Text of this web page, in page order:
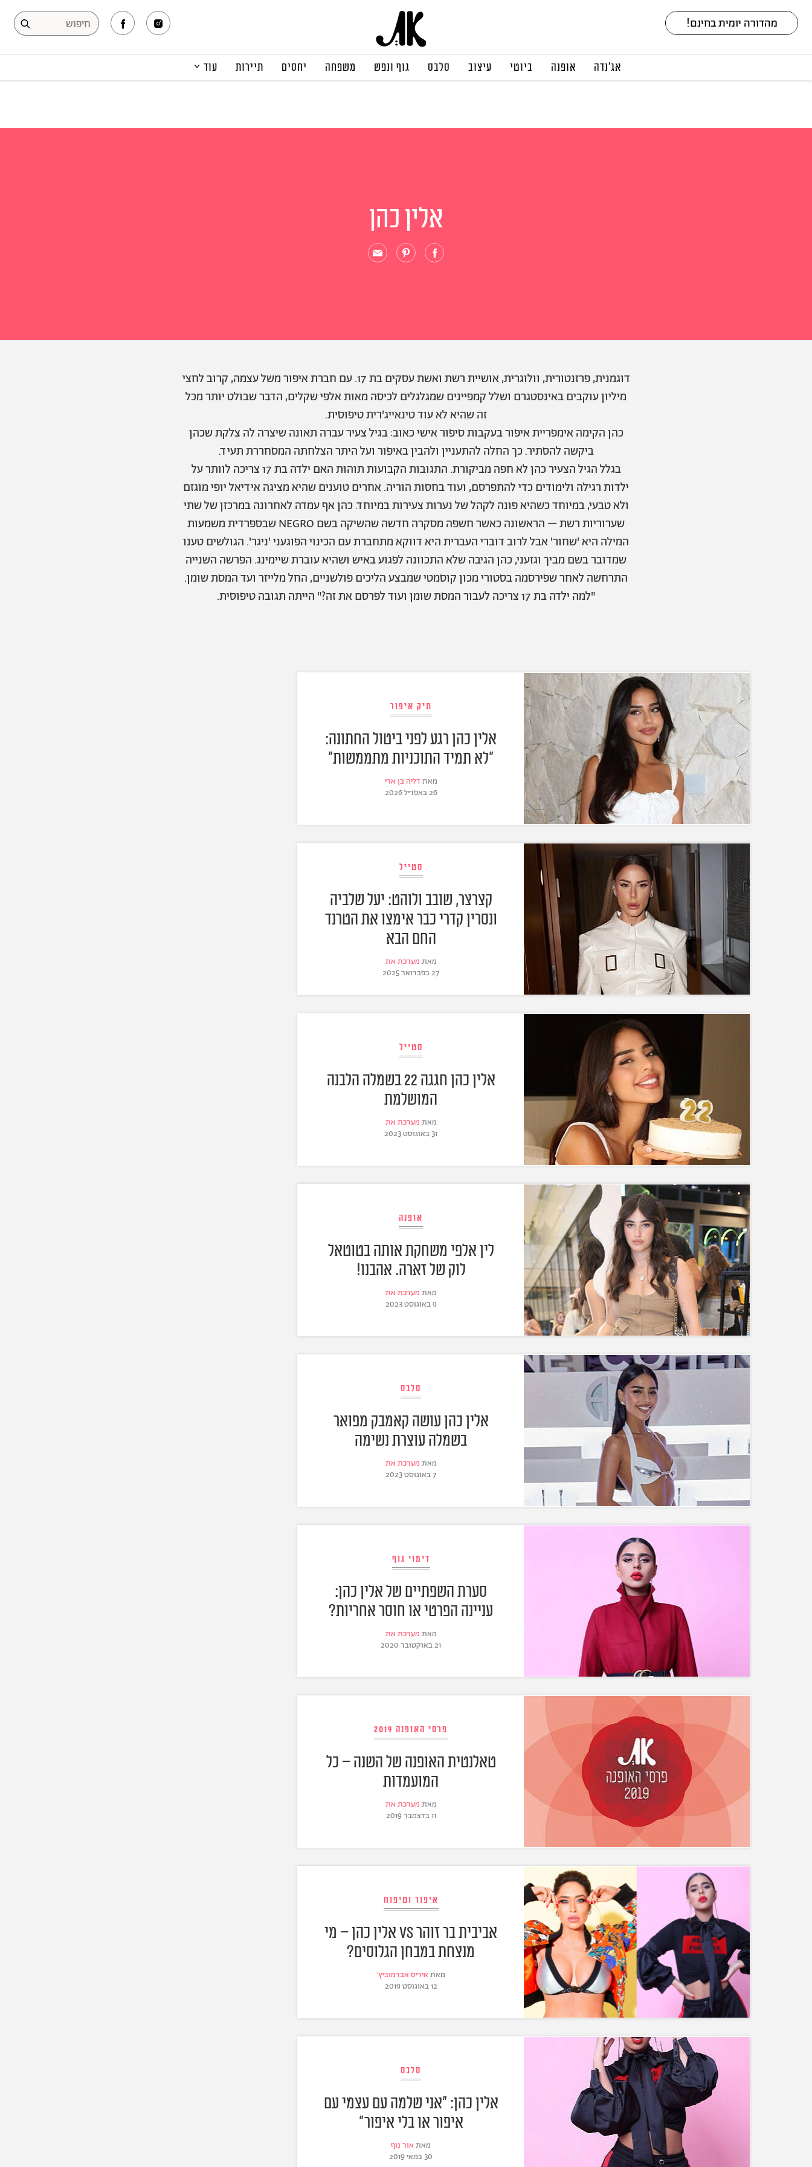
אג׳נדה אופנה ביוטי עיצוב סלבס גוף ונפש משפחה יחסים תיירות עוד
אלין כהן
דוגמנית, פרזנטורית, וולוגרית, אושיית רשת ואשת עסקים בת 17. עם חברת איפור משל עצמה, קרוב לחצי
מיליון עוקבים באינסטגרם ושלל קמפיינים שמגלגלים לכיסה מאות אלפי שקלים, הדבר שבולט יותר מכל
זה שהיא לא עוד טינאייג'רית טיפוסית.
כהן הקימה אימפריית איפור בעקבות סיפור אישי כאוב: בגיל צעיר עברה תאונה שיצרה לה צלקת שכהן
ביקשה להסתיר. כך החלה להתעניין ולהבין באיפור ועל היתר הצלחתה המסחררת תעיד.
בגלל הגיל הצעיר כהן לא חפה מביקורת. התגובות הקבועות תוהות האם ילדה בת 17 צריכה לוותר על
ילדות רגילה ולימודים כדי להתפרסם, ועוד בחסות הוריה. אחרים טוענים שהיא מציגה אידיאל יופי מוגזם
ולא טבעי, במיוחד כשהיא פונה לקהל של נערות צעירות במיוחד. כהן אף עמדה לאחרונה במרכזן של שתי
שערוריות רשת – הראשונה כאשר חשפה מסקרה חדשה שהשיקה בשם NEGRO שבספרדית משמעות
המילה היא 'שחור' אבל לרוב דוברי העברית היא דווקא מתחברת עם הכינוי הפוגעני 'ניגר'. הגולשים טענו
שמדובר בשם מביך וגזעני, כהן הגיבה שלא התכוונה לפגוע באיש ושהיא עוברת שיימינג. הפרשה השנייה
התרחשה לאחר שפירסמה בסטורי מכון קוסמטי שמבצע הליכים פולשניים, החל מלייזר ועד המסת שומן.
"למה ילדה בת 17 צריכה לעבור המסת שומן ועוד לפרסם את זה?" הייתה תגובה טיפוסית.
תיק איפור
אלין כהן רגע לפני ביטול החתונה:
"לא תמיד התוכניות מתממשות"
מאת דליה בן ארי
26 באפריל 2026
סטייל
קצרצר, שובב ולוהט: יעל שלביה
ונסרין קדרי כבר אימצו את הטרנד
החם הבא
מאת מערכת את
27 בפברואר 2025
סטייל
אלין כהן חגגה 22 בשמלה הלבנה
המושלמת
מאת מערכת את
31 באוגוסט 2023
אופנה
לין אלפי משחקת אותה בטוטאל
לוק של זארה. אהבנו!
מאת מערכת את
9 באוגוסט 2023
סלבס
אלין כהן עושה קאמבק מפואר
בשמלה עוצרת נשימה
מאת מערכת את
7 באוגוסט 2023
דימוי גוף
סערת השפתיים של אלין כהן:
עניינה הפרטי או חוסר אחריות?
מאת מערכת את
21 באוקטובר 2020
פרסי האופנה 2019
טאלנטית האופנה של השנה – כל
המועמדות
מאת מערכת את
11 בדצמבר 2019
איפור וטיפוח
אביבית בר זוהר VS אלין כהן – מי
מנצחת במבחן הגלוסים?
מאת איריס אברמוביץ'
12 באוגוסט 2019
סלבס
אלין כהן: "אני שלמה עם עצמי עם
איפור או בלי איפור"
מאת אור נוף
30 במאי 2019